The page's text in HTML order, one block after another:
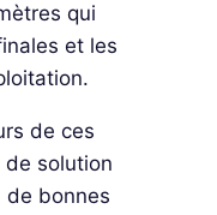
qui
et les
de ces
de solution
de bonnes